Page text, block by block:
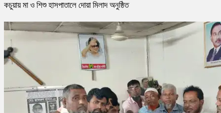
কচুয়ায় মা ও শিশু হাসপাতালে দোয়া মিলাদ অনুষ্ঠিত